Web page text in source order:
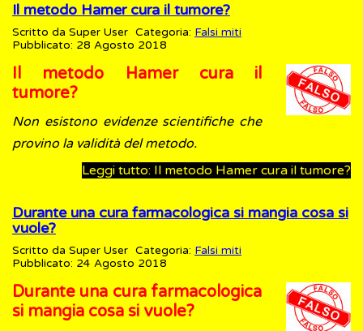
Il metodo Hamer cura il tumore?
Scritto da Super User Categoria: Falsi miti
Pubblicato: 28 Agosto 2018
Il metodo Hamer cura il
tumore?
Non esistono evidenze scientifiche che
provino la validità del metodo.
Leggi tutto: Il metodo Hamer cura il tumore?
Durante una cura farmacologica si mangia cosa si
vuole?
Scritto da Super User Categoria: Falsi miti
Pubblicato: 24 Agosto 2018
Durante una cura farmacologica
si mangia cosa si vuole?